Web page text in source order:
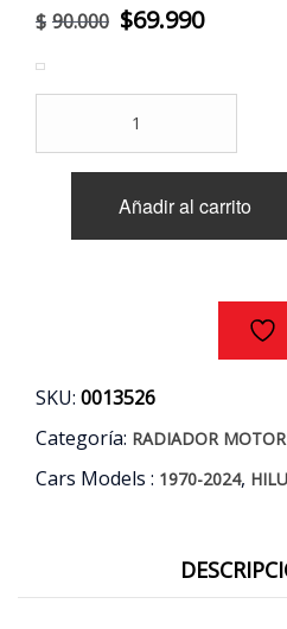
$ 90.000 El
original
era:
$90.000.
$69.990El
actual
TOYOTA
HILUX
Añadir al carrito
SKU: 0013526
Categoría: RADIADOR MOTOR
Cars Models : 1970-2024,